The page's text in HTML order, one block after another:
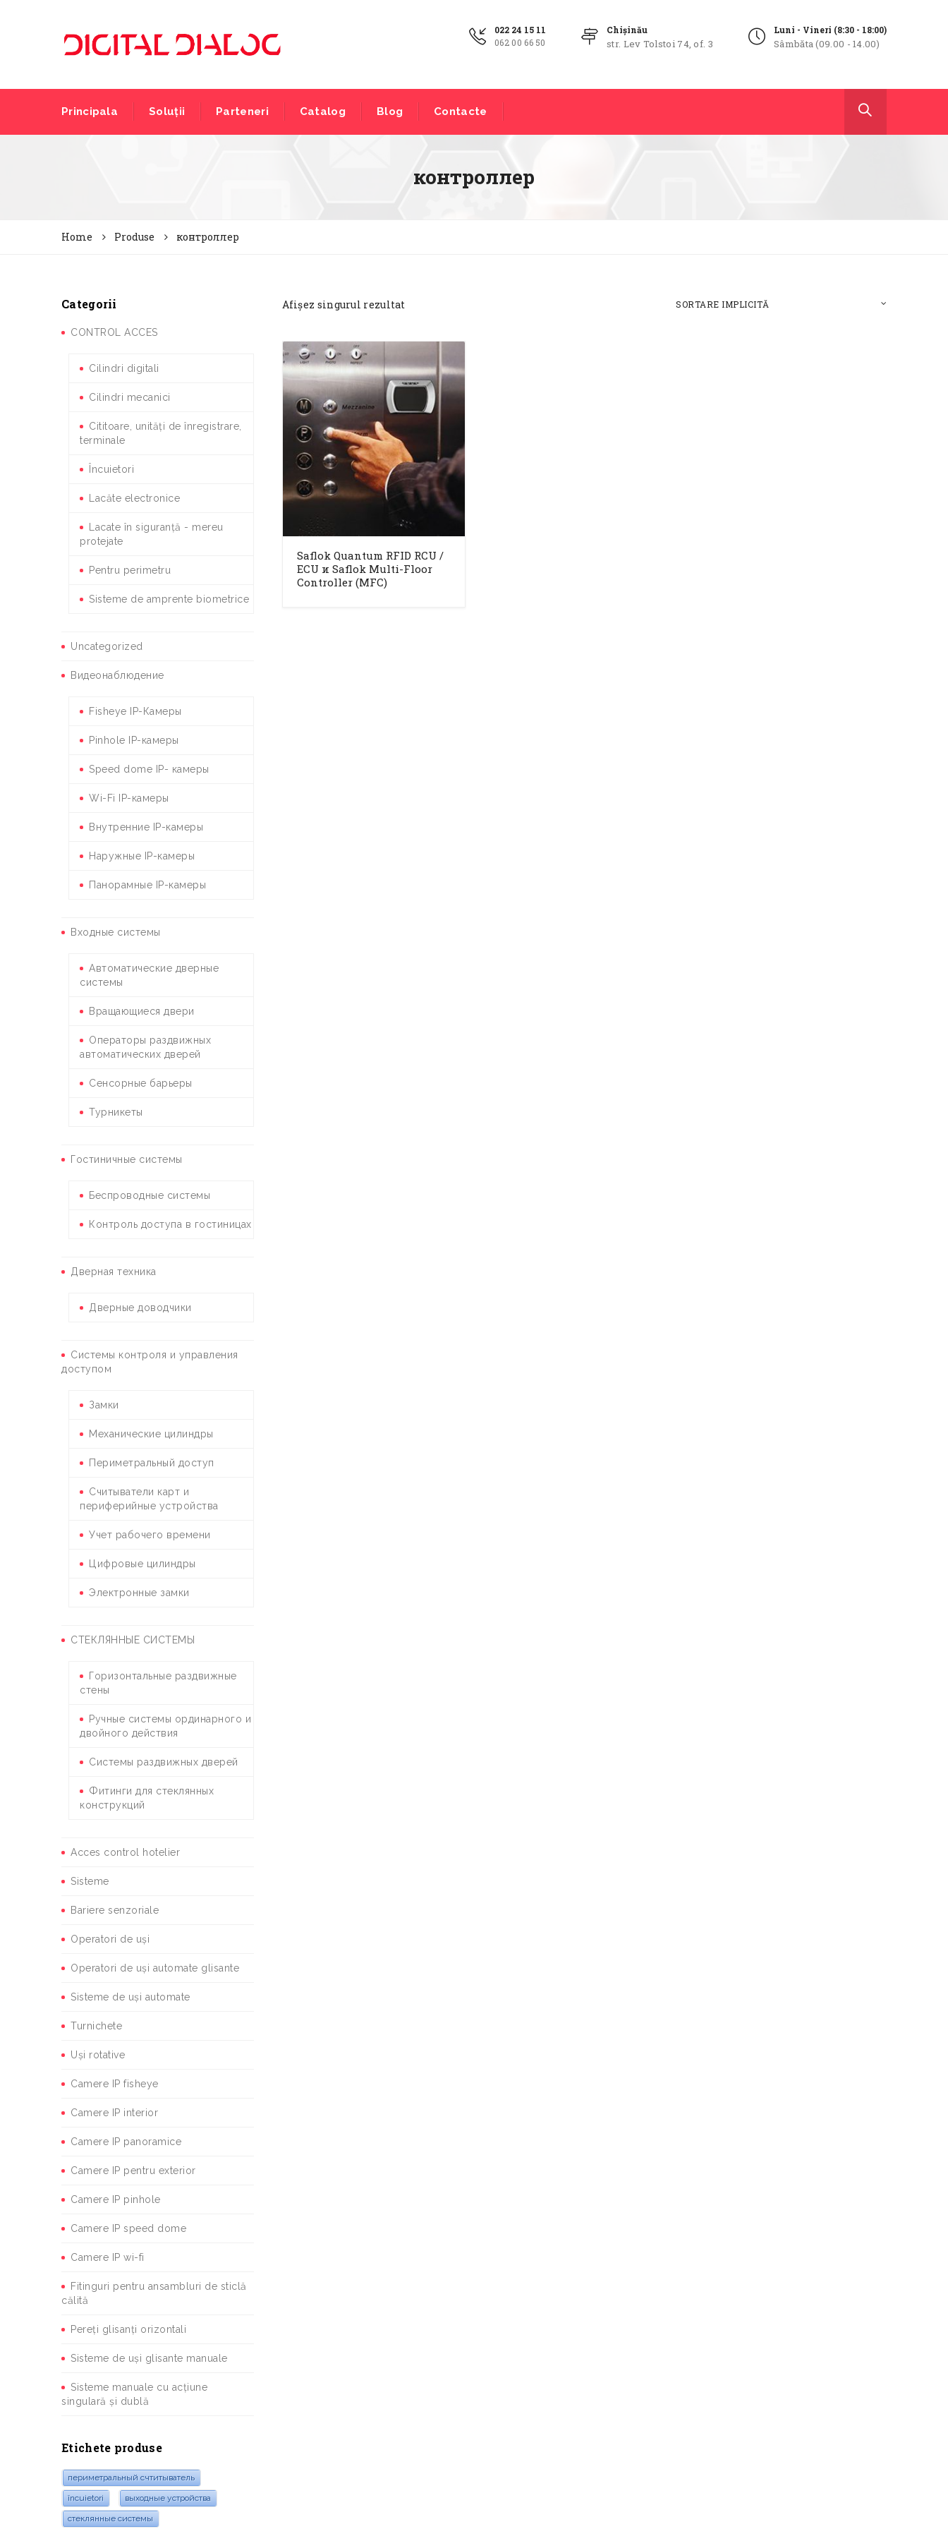
022 24 15 11
062 00 66 50
Chișinău
str. Lev Tolstoi 74, of. 3
Luni - Vineri (8:30 - 18:00)
Sâmbăta (09.00 - 14.00)
Principala Soluții Parteneri Catalog Blog Contacte
контроллер
Home Produse контроллер
Categorii
CONTROL ACCES
Cilindri digitali
Cilindri mecanici
Cititoare, unități de înregistrare,
terminale
Încuietori
Lacăte electronice
Lacate în siguranță - mereu
protejate
Pentru perimetru
Sisteme de amprente biometrice
Uncategorized
Видеонаблюдение
Fisheye IP-Камеры
Pinhole IP-камеры
Speed dome IP- камеры
Wi-Fi IP-камеры
Внутренние IP-камеры
Наружные IP-камеры
Панорамные IP-камеры
Входные системы
Автоматические дверные
системы
Вращающиеся двери
Операторы раздвижных
автоматических дверей
Сенсорные барьеры
Турникеты
Гостиничные системы
Беспроводные системы
Контроль доступа в гостиницах
Дверная техника
Дверные доводчики
Системы контроля и управления
доступом
Замки
Механические цилиндры
Периметральный доступ
Считыватели карт и
периферийные устройства
Учет рабочего времени
Цифровые цилиндры
Электронные замки
СТЕКЛЯННЫЕ СИСТЕМЫ
Горизонтальные раздвижные
стены
Ручные системы ординарного и
двойного действия
Системы раздвижных дверей
Фитинги для стеклянных
конструкций
Acces control hotelier
Sisteme
Bariere senzoriale
Operatori de uși
Operatori de uși automate glisante
Sisteme de uși automate
Turnichete
Uși rotative
Camere IP fisheye
Camere IP interior
Camere IP panoramice
Camere IP pentru exterior
Camere IP pinhole
Camere IP speed dome
Camere IP wi-fi
Fitinguri pentru ansambluri de sticlă
călită
Pereți glisanți orizontali
Sisteme de uși glisante manuale
Sisteme manuale cu acțiune
singulară și dublă
Etichete produse
периметральный счтитыватель
încuietori выходные устройства
стеклянные системы
Afișez singurul rezultat
Saflok Quantum RFID RCU /
ECU и Saflok Multi-Floor
Controller (MFC)